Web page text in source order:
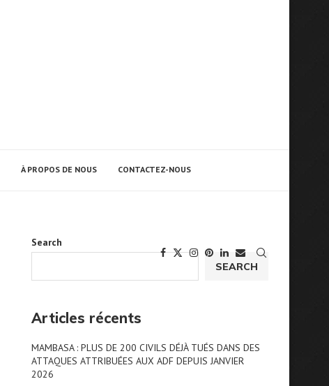
À PROPOS DE NOUS CONTACTEZ-NOUS
Search
SEARCH
Articles récents
MAMBASA : PLUS DE 200 CIVILS DÉJÀ TUÉS DANS DES
ATTAQUES ATTRIBUÉES AUX ADF DEPUIS JANVIER
2026